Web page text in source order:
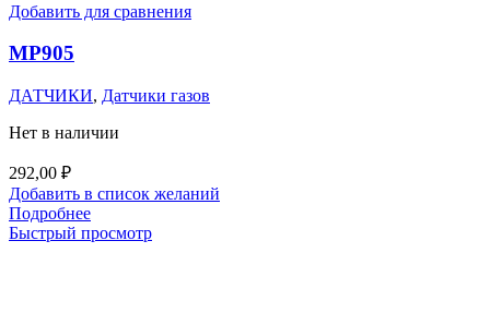
Добавить для сравнения
MP905
ДАТЧИКИ, Датчики газов
Нет в наличии
292,00 ₽
Добавить в список желаний
Подробнее
Быстрый просмотр